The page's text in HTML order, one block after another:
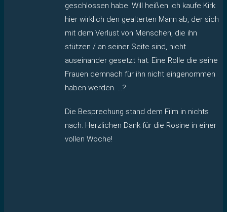
geschlossen habe. Will heißen ich kaufe Kirk
hier wirklich den gealterten Mann ab, der sich
mit dem Verlust von Menschen, die ihn
stützen / an seiner Seite sind, nicht
auseinander gesetzt hat. Eine Rolle die seine
Frauen demnach für ihn nicht eingenommen
haben werden. …?
Die Besprechung stand dem Film in nichts
nach. Herzlichen Dank für die Rosine in einer
vollen Woche!